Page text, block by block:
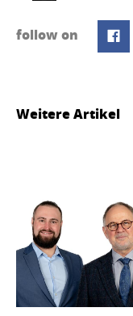
follow on
Weitere Artikel